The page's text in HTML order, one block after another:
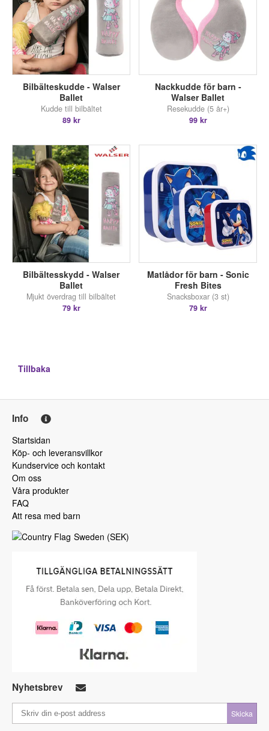
Bilbälteskudde - Walser
Ballet
Kudde till bilbältet
89 kr
Nackkudde för barn -
Walser Ballet
Resekudde (5 år+)
99 kr
Bilbältesskydd - Walser
Ballet
Mjukt överdrag till bilbältet
79 kr
Matlådor för barn - Sonic
Fresh Bites
Snacksboxar (3 st)
79 kr
Tillbaka
Info
Startsidan
Köp- och leveransvillkor
Kundservice och kontakt
Om oss
Våra produkter
FAQ
Att resa med barn
Sweden (SEK)
Nyhetsbrev
Skicka